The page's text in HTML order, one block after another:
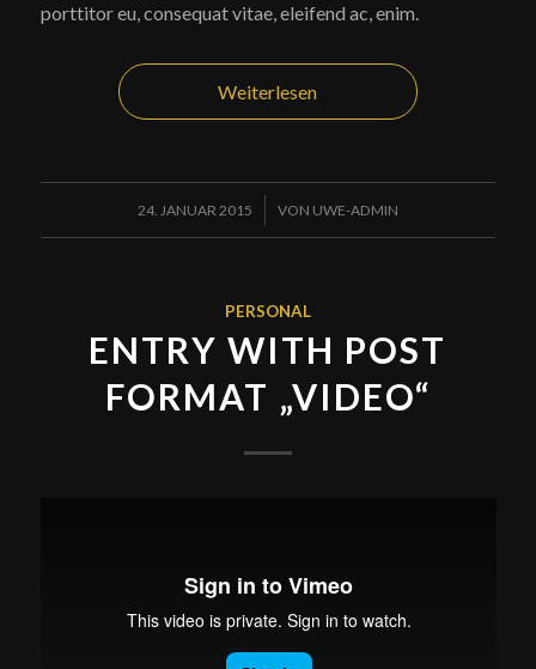
porttitor eu, consequat vitae, eleifend ac, enim.
Weiterlesen
24. JANUAR 2015
/ VON UWE-ADMIN
PERSONAL
ENTRY WITH POST
FORMAT „VIDEO“